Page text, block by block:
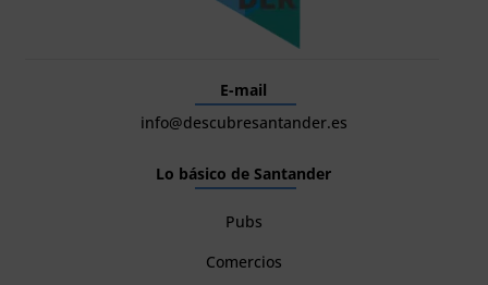
E-mail
info@descubresantander.es
Lo básico de Santander
Pubs
Comercios